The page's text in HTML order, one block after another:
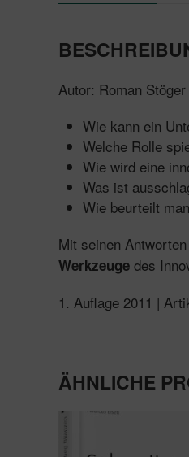
Autor: Roman Stöger
Wie kann ein
Welche Rolle
Wie wird eine
Was ist
Wie beurteilt
Mit seinen
Werkzeuge des
1. Auflage 2011 |
ÄHNLICHE